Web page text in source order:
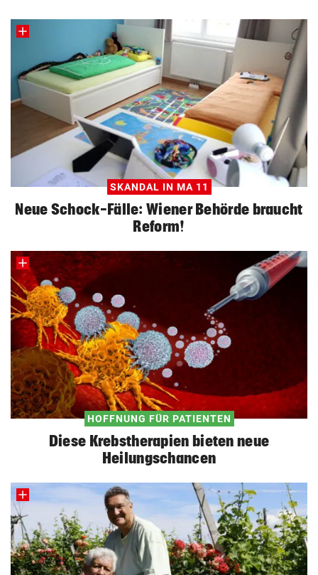
SKANDAL IN MA 11
Neue Schock-Fälle: Wiener Behörde braucht
Reform!
HOFFNUNG FÜR PATIENTEN
Diese Krebstherapien bieten neue
Heilungschancen